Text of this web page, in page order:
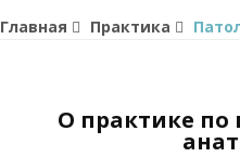
Главная Практика
О практике по